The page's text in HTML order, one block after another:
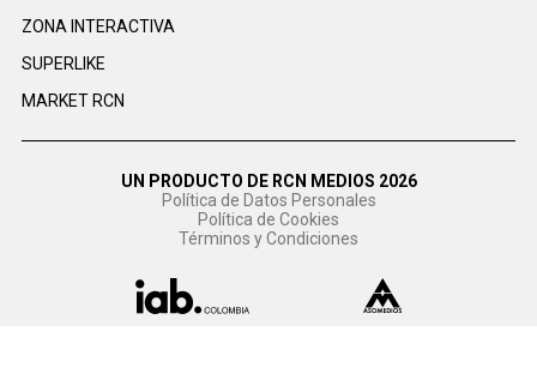
ZONA INTERACTIVA
SUPERLIKE
MARKET RCN
UN PRODUCTO DE RCN MEDIOS 2026
Política de Datos Personales
Política de Cookies
Términos y Condiciones